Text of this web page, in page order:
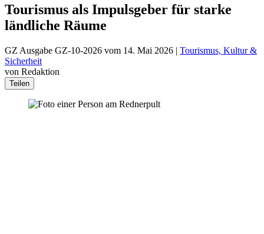
Tourismus als Impulsgeber für starke
ländliche Räume
GZ Ausgabe GZ-10-2026 vom 14. Mai 2026 | Tourismus, Kultur &
Sicherheit
von Redaktion
Teilen